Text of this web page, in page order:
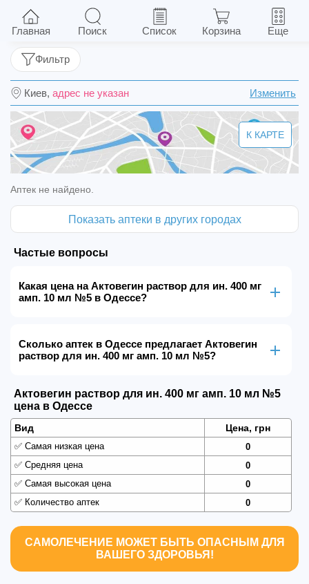
Актовегин раствор для ин. 400 мг амп. 10 мл
№5
Киев, адрес не указан Изменить
Фильтр
К КАРТЕ
Аптек не найдено.
Показать аптеки в других городах
Частые вопросы
Какая цена на Актовегин раствор для ин. 400 мг
амп. 10 мл №5 в Одессе?
Сколько аптек в Одессе предлагает Актовегин
раствор для ин. 400 мг амп. 10 мл №5?
Актовегин раствор для ин. 400 мг амп. 10 мл №5
цена в Одессе
Вид Цена, грн
✅ Самая низкая цена
0
✅ Средняя цена
0
✅ Самая высокая цена
0
✅ Количество аптек 0
САМОЛЕЧЕНИЕ МОЖЕТ БЫТЬ ОПАСНЫМ ДЛЯ
ВАШЕГО ЗДОРОВЬЯ!
Главная Поиск Список Корзина Еще